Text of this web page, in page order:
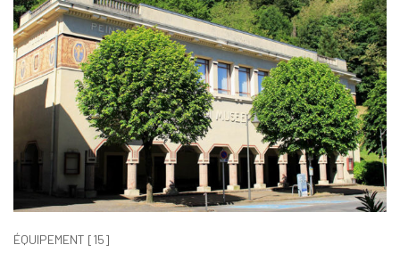
ÉQUIPEMENT [15]